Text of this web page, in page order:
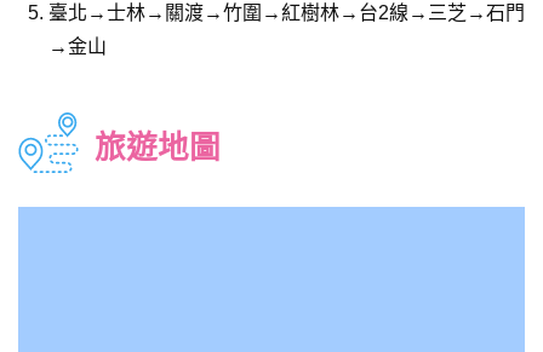
臺北→士林→關渡→竹圍→紅樹林→台2線→三芝→石門
→金山
旅遊地圖